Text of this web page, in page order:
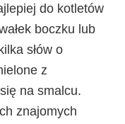
do kotletów
boczku lub
słów o
z
na smalcu.
znajomych